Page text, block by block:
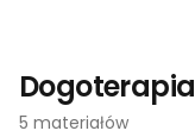
Dogoterapia
5 materiałów